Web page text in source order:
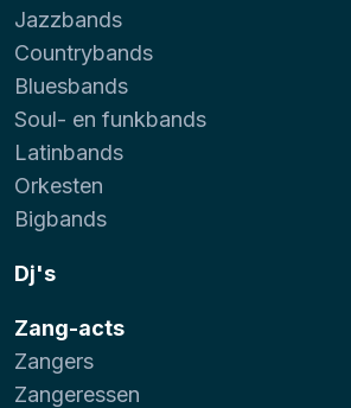
Jazzbands
Countrybands
Bluesbands
Soul- en funkbands
Latinbands
Orkesten
Bigbands
Dj's
Zang-acts
Zangers
Zangeressen